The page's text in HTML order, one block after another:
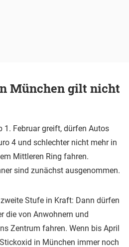
München gilt nicht
1. Februar greift, dürfen Autos
4 und schlechter nicht mehr in
Mittleren Ring fahren.
sind zunächst ausgenommen.
Stufe in Kraft: Dann dürfen
die von Anwohnern und
Zentrum fahren. Wenn bis April
in München immer noch